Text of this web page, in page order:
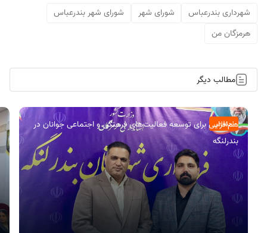
شهرداری بندرعباس شورای شهر
شورای شهر بندرعباس
هرمزگان من
مطالب دیگر
اجتماعی
هم‌افزایی برای توسعه فعالیت‌های فرهنگی و اجتماعی جوانان در
بندرلنگه